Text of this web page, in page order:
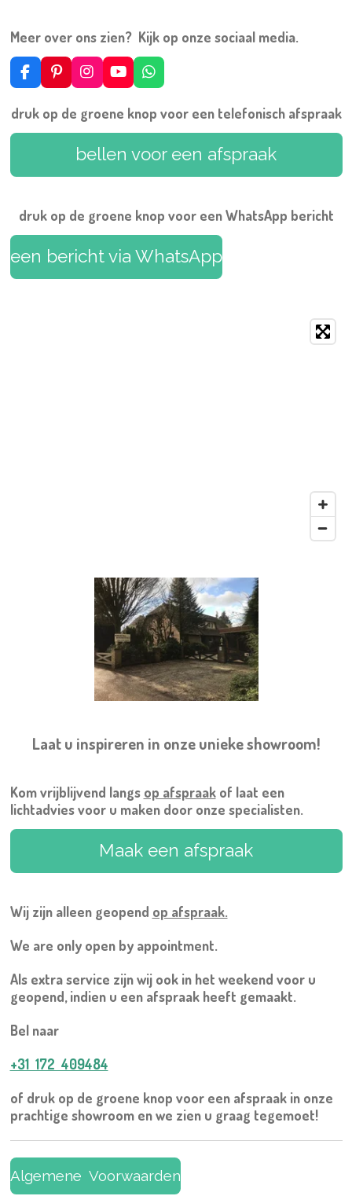
Meer over ons zien? Kijk op onze sociaal media.
F
a
e
b
k
P
i
t
e
s
I
n
t
a
g
r
a
Y
o
T
u
b
e
W
h
t
s
A
p
p
druk op de groene knop voor een telefonisch afspraak
bellen voor een afspraak
druk op de groene knop voor een WhatsApp bericht
een bericht via WhatsApp
Laat u inspireren in onze unieke showroom!
Kom vrijblijvend langs op afspraakof laat een
lichtadvies voor u maken door onze specialisten.
Maak een afspraak
Wij zijn alleen geopend op afspraak.
We are only open by appointment.
Als extra service zijn wij ook in het weekend voor u
geopend, indien u een afspraak heeft gemaakt.
Bel naar
+31 172 409484
of druk op de groene knop voor een afspraak in onze
prachtige showroom en we zien u graag tegemoet!
Algemene Voorwaarden